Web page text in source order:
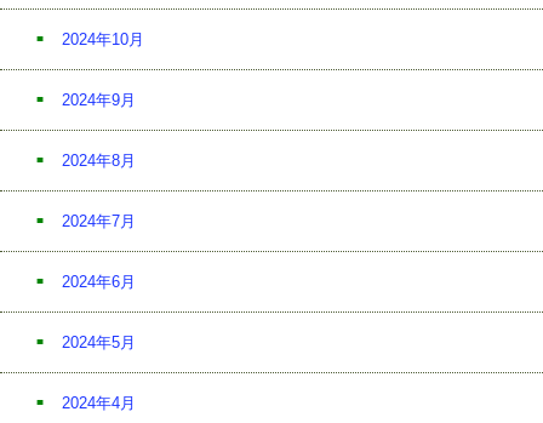
2024年10月
2024年9月
2024年8月
2024年7月
2024年6月
2024年5月
2024年4月